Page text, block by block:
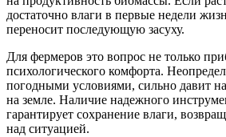
достаточно влаги в первые недели
переносит последующую засуху.
Для фермеров это вопрос не только
психологического комфорта.
погодными условиями, сильно давит
на земле. Наличие надежного
гарантирует сохранение влаги,
над ситуацией.